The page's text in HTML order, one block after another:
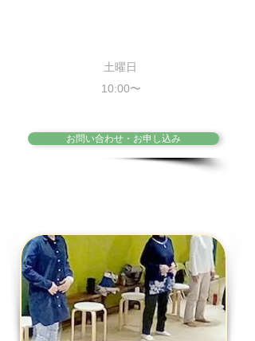
土曜日
10:00〜
お問い合わせ・お申し込み